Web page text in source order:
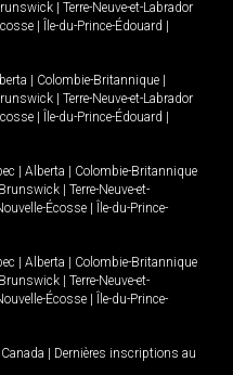
Terre-Neuve-et-Labrador
Île-du-Prince-Édouard
Colombie-Britannique
Terre-Neuve-et-Labrador
Île-du-Prince-Édouard
Alberta
Colombie-Britannique
Terre-Neuve-et-
Écosse
Île-du-Prince-
Alberta
Colombie-Britannique
Terre-Neuve-et-
Écosse
Île-du-Prince-
Dernières inscriptions au